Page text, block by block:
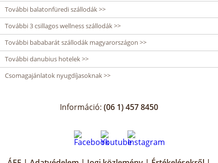
További balatonfüredi szállodák >>
További 3 csillagos wellness szállodák >>
További bababarát szállodák magyarországon >>
További danubius hotelek >>
Csomagajánlatok nyugdíjasoknak >>
Információ: (06 1) 457 8450